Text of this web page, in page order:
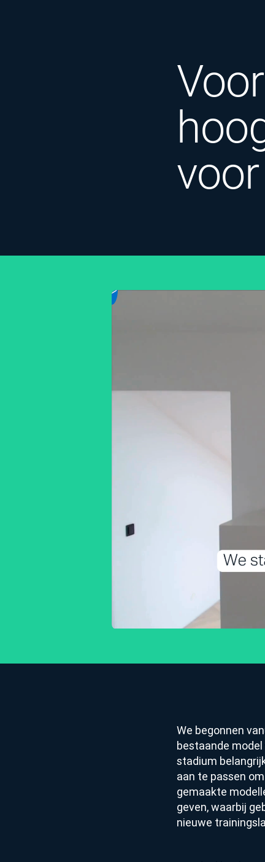
We begonnen
bestaande
stadium
aan te passen
gemaakte
geven, waarbij
nieuwe